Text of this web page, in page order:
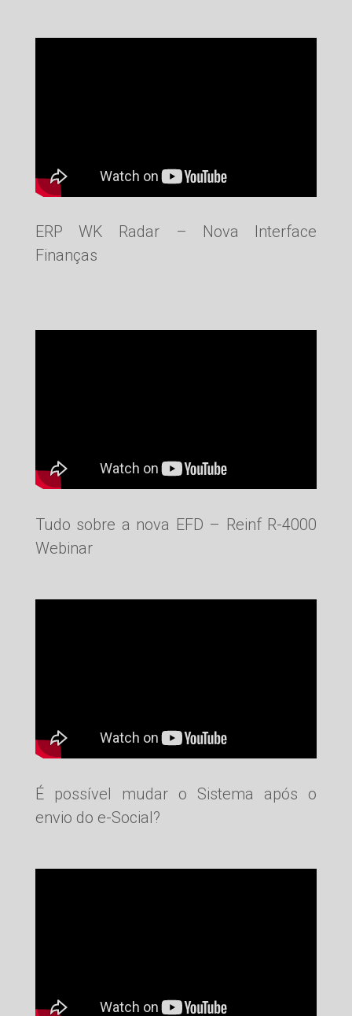
ERP WK Radar – Nova Interface
Finanças
Tudo sobre a nova EFD – Reinf R-4000
Webinar
É possível mudar o Sistema após o
envio do e-Social?